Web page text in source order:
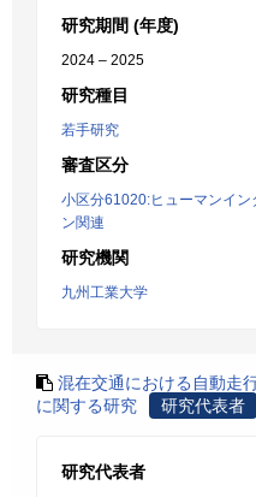
研究期間 (年度)
2024 – 2025
研究種目
若手研究
審査区分
小区分61020:ヒューマンイ
ン関連
研究機関
九州工業大学
混在交通における自動走
に関する研究
研究代表者
研究代表者